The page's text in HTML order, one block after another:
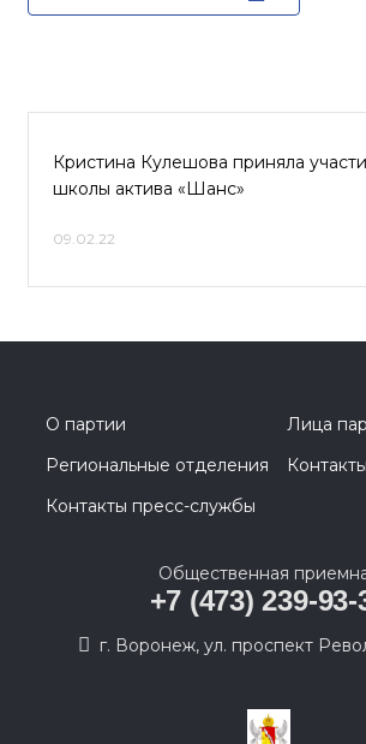
Кристина Кулешова приняла
школы актива «Шанс»
09.02.22
О партии
Лица
Региональные отделения
Контакты пресс-службы
Общественная
+7 (473) 239-93-
г. Воронеж, ул. проспект